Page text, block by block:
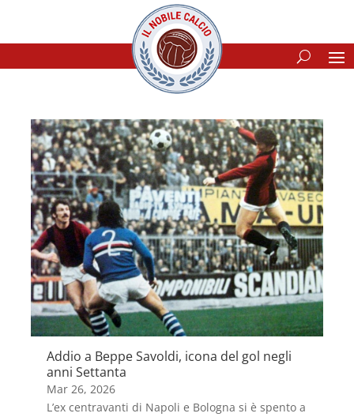
Addio a Beppe Savoldi, icona del gol negli
anni Settanta
Mar 26, 2026
L’ex centravanti di Napoli e Bologna si è spento a